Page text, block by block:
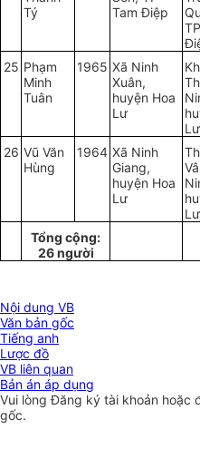
Tý
Tam Điệp
25 Phạm
Minh
Tuân
1965 Xã Ninh
Xuân,
huyện Hoa
Lư
Lư
26 Vũ Văn
Hùng
1964 Xã Ninh
Giang,
huyện Hoa
Lư
Lư
Tổng cộng:
26 người
Nội dung VB
Văn bản gốc
Tiếng anh
Lược đồ
VB liên quan
Bản án áp dụng
Vui lòngĐăng ký tài khoản hoặc
gốc.